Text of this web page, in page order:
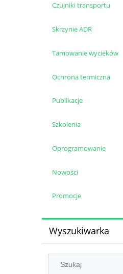
Czujniki transportu
Skrzynie ADR
Tamowanie wycieków
Ochrona termiczna
Publikacje
Szkolenia
Oprogramowanie
Nowości
Promocje
Wyszukiwarka